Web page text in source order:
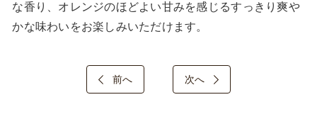
な香り、オレンジのほどよい甘みを感じるすっきり爽や
かな味わいをお楽しみいただけます。
前へ 次へ